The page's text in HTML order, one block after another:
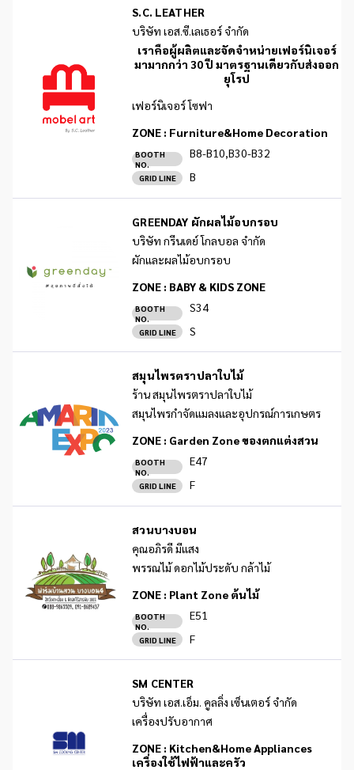
S.C. LEATHER
บริษัท เอส.ซี.เลเธอร์ จำกัด
เราคือผู้ผลิตและจัดจำหน่ายเฟอร์นิเจอร์
มามากกว่า 30 ปี มาตรฐานเดียวกับส่งออก
ยุโรป
เฟอร์นิเจอร์ โซฟา
ZONE : Furniture&Home Decoration
BOOTH
NO.
B8-B10,B30-B32
GRID LINE B
GREENDAY ผักผลไม้อบกรอบ
บริษัท กรีนเดย์ โกลบอล จำกัด
ผักและผลไม้อบกรอบ
ZONE : BABY & KIDS ZONE
BOOTH
NO.
S34
GRID LINE S
สมุนไพรตราปลาใบไม้
ร้าน สมุนไพรตราปลาใบไม้
สมุนไพรกำจัดแมลงและอุปกรณ์การเกษตร
ZONE : Garden Zone ของตกแต่งสวน
BOOTH
NO.
E47
GRID LINE F
สวนบางบอน
คุณอภิรดี มีแสง
พรรณไม้ ดอกไม้ประดับ กล้าไม้
ZONE : Plant Zone ต้นไม้
BOOTH
NO.
E51
GRID LINE F
SM CENTER
บริษัท เอส.เอ็ม. คูลลิ่ง เซ็นเตอร์ จำกัด
เครื่องปรับอากาศ
ZONE : Kitchen&Home Appliances
เครื่องใช้ไฟฟ้าและครัว